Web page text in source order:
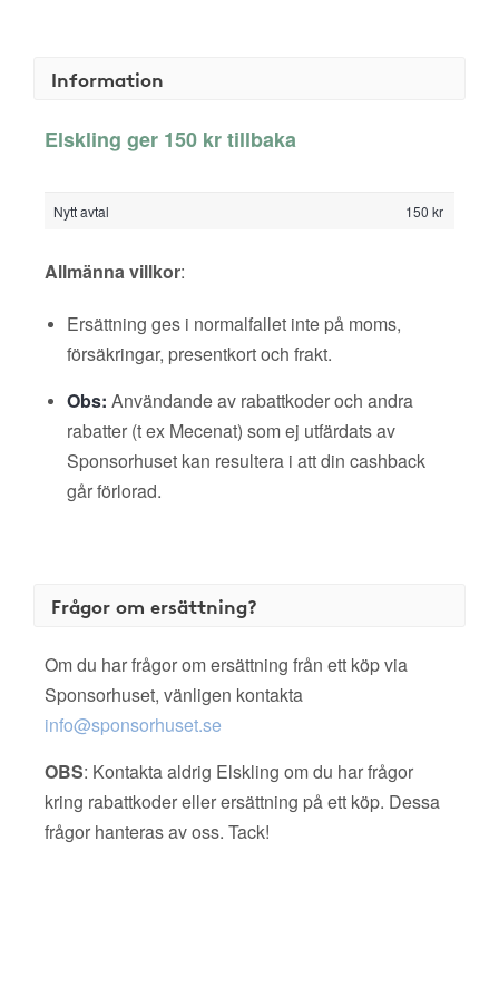
Information
Elskling ger 150 kr tillbaka
Nytt avtal 150 kr
Allmänna villkor:
Ersättning ges i normalfallet inte på moms,
försäkringar, presentkort och frakt.
Obs: Användande av rabattkoder och andra
rabatter (t ex Mecenat) som ej utfärdats av
Sponsorhuset kan resultera i att din cashback
går förlorad.
Frågor om ersättning?
Om du har frågor om ersättning från ett köp via
Sponsorhuset, vänligen kontakta
info@sponsorhuset.se
OBS: Kontakta aldrig Elskling om du har frågor
kring rabattkoder eller ersättning på ett köp. Dessa
frågor hanteras av oss. Tack!